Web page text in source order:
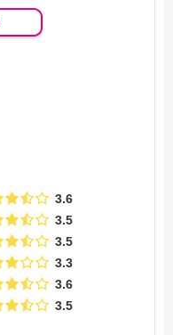
3.6
3.5
3.5
3.3
3.6
3.5